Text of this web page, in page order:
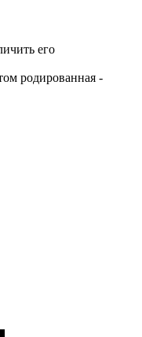
его
родированная -